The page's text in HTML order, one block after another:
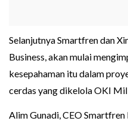
Selanjutnya Smartfren dan
Business, akan mulai
kesepahaman itu dalam
cerdas yang dikelola OKI
Alim Gunadi, CEO